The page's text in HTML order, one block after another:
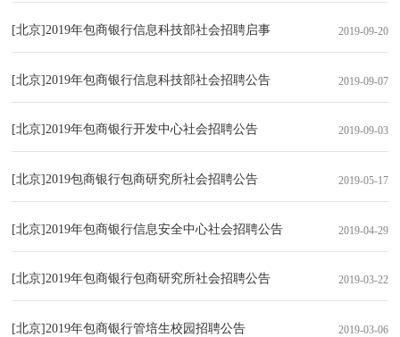
[北京]2019年包商银行信息科技部社会招聘启事 2019-09-20
[北京]2019年包商银行信息科技部社会招聘公告 2019-09-07
[北京]2019年包商银行开发中心社会招聘公告 2019-09-03
[北京]2019包商银行包商研究所社会招聘公告 2019-05-17
[北京]2019年包商银行信息安全中心社会招聘公告 2019-04-29
[北京]2019年包商银行包商研究所社会招聘公告 2019-03-22
[北京]2019年包商银行管培生校园招聘公告 2019-03-06